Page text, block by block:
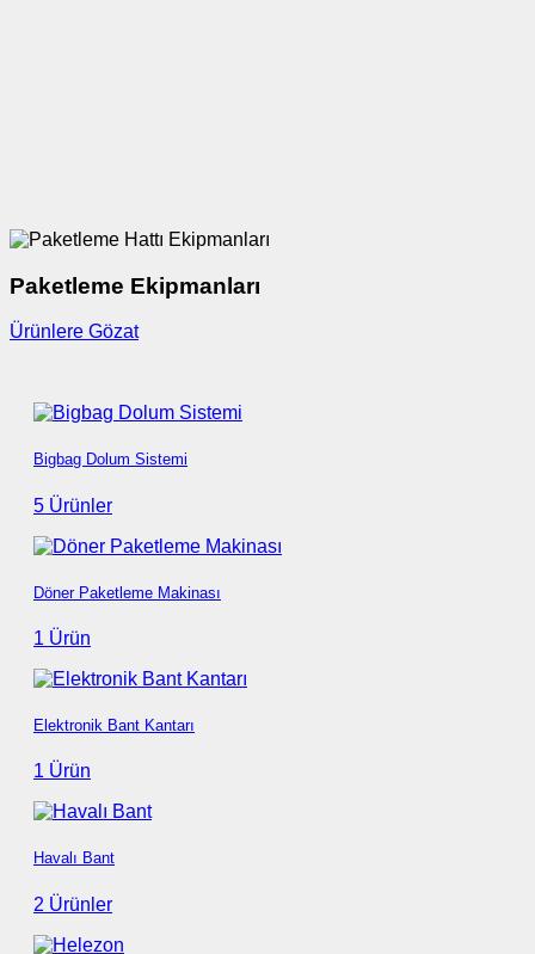
Paketleme Ekipmanları
Ürünlere Gözat
Bigbag Dolum Sistemi
5 Ürünler
Döner Paketleme Makinası
1 Ürün
Elektronik Bant Kantarı
1 Ürün
Havalı Bant
2 Ürünler